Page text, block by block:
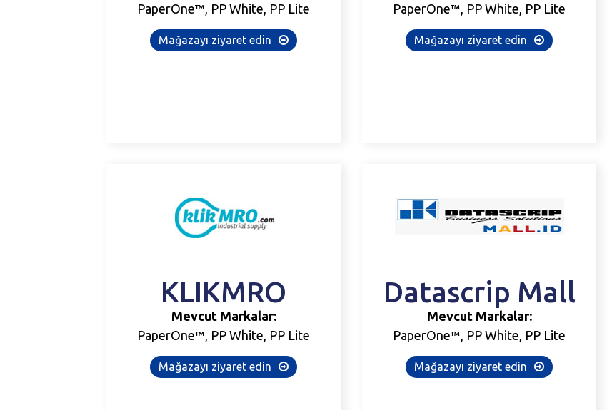
PaperOne™, PP White, PP Lite
Mağazayı ziyaret edin
PaperOne™, PP White, PP Lite
Mağazayı ziyaret edin
KLIKMRO
Mevcut Markalar:
PaperOne™, PP White, PP Lite
Mağazayı ziyaret edin
Datascrip Mall
Mevcut Markalar:
PaperOne™, PP White, PP Lite
Mağazayı ziyaret edin